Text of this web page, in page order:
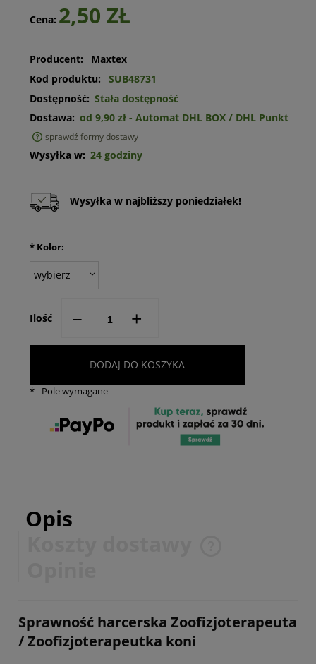
Cena: 2,50 ZŁ
Producent:
Maxtex
Kod produktu:
SUB48731
Dostępność: Stała dostępność
Dostawa: od 9,90 zł - Automat DHL BOX / DHL Punkt
sprawdź formy dostawy
Wysyłka w: 24 godziny
Wysyłka w najbliższy poniedziałek!
*Kolor:
Ilość -- +
DODAJ DO KOSZYKA
*- Pole wymagane
Opis
Sprawność harcerska Zoofizjoterapeuta
/ Zoofizjoterapeutka koni